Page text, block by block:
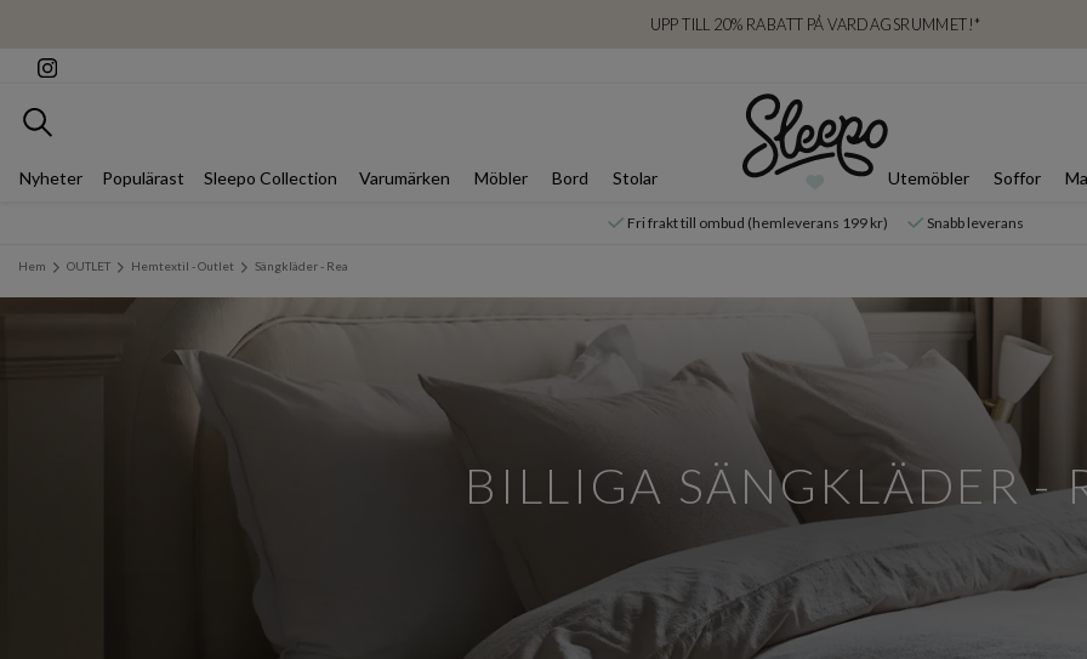
UPP TILL 20% RABATT PÅ VARDAGSRUMMET!*
Sök
Nyheter Populärast Sleepo Collection Varumärken Möbler Bord Stolar Utemöbler Soffor
Fri frakt till ombud (hemleverans 199 kr) Snabb leverans
Hem OUTLET Hemtextil - Outlet Sängkläder - Rea
BILLIGA SÄNGKLÄDER -